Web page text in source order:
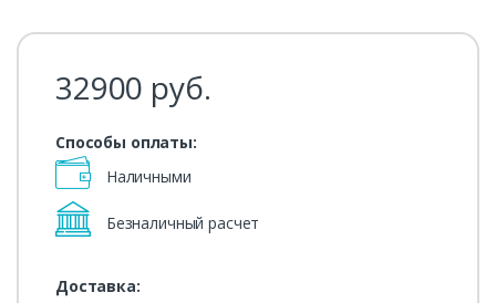
32900 руб.
Способы оплаты:
Наличными
Безналичный расчет
Доставка: